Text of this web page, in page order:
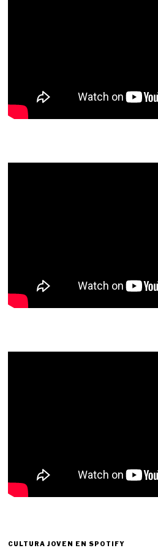
CULTURA JOVEN EN SPOTIFY